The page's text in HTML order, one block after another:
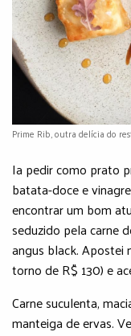
Prime Rib, outra delícia do
Ia pedir como prato
batata-doce e
encontrar um bom
seduzido pela carne
angus black.
torno de R$ 130) e
Carne suculenta,
manteiga de ervas.